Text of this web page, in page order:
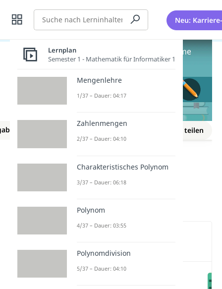
Suche Neu:
Merken
Link teilen
Lineare Algebra
Lineare
Gleichungssysteme
Lernplan
Semester 1 - Mathematik für Informatiker 1
Mengenlehre
1/37 – Dauer: 04:17
Zahlenmengen
2/37 – Dauer: 04:10
Charakteristisches Polynom
3/37 – Dauer: 06:18
Polynom
4/37 – Dauer: 03:55
Polynomdivision
5/37 – Dauer: 04:10